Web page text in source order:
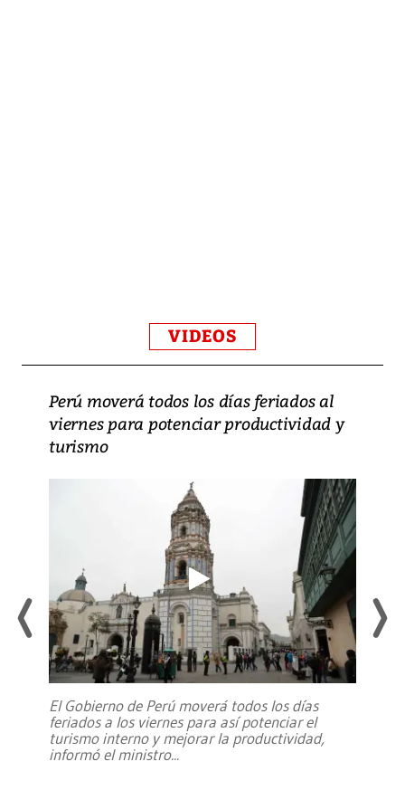
VIDEOS
Perú moverá todos los días feriados al
viernes para potenciar productividad y
turismo
El Gobierno de Perú moverá todos los días
feriados a los viernes para así potenciar el
turismo interno y mejorar la productividad,
informó el ministro...